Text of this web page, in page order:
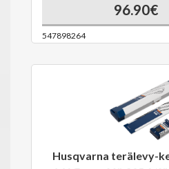
96.90€
547898264
Husqvarna terälevy-